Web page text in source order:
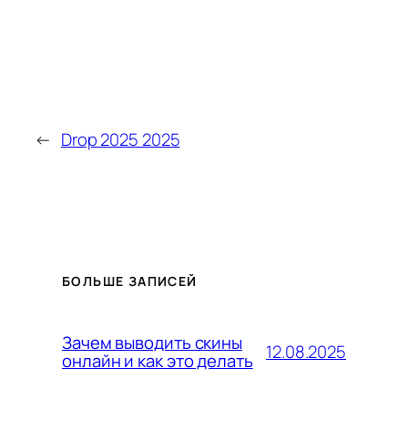
← Drop 2025 2025
БОЛЬШЕ ЗАПИСЕЙ
Зачем выводить скины
онлайн и как это делать 12.08.2025